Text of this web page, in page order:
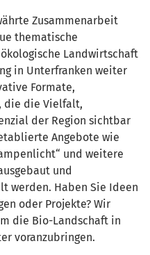
Zusammenarbeit
thematische
Landwirtschaft
in Unterfranken weiter
Formate,
die die Vielfalt,
der Region sichtbar
Angebote wie
und weitere
und
werden. Haben Sie Ideen
oder Projekte? Wir
die Bio-Landschaft in
voranzubringen.